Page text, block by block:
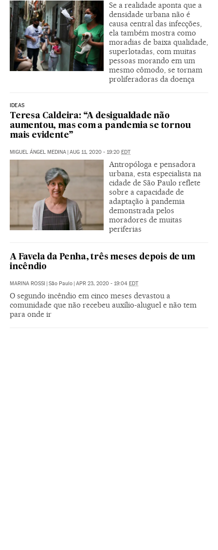
Se a realidade aponta que a
densidade urbana não é
causa central das infecções,
ela também mostra como
moradias de baixa qualidade,
superlotadas, com muitas
pessoas morando em um
mesmo cômodo, se tornam
proliferadoras da doença
IDEAS
Teresa Caldeira: “A desigualdade não
aumentou, mas com a pandemia se tornou
mais evidente”
MIGUEL ÁNGEL MEDINA | AUG 11, 2020 - 19:20 EDT
Antropóloga e pensadora
urbana, esta especialista na
cidade de São Paulo reflete
sobre a capacidade de
adaptação à pandemia
demonstrada pelos
moradores de muitas
periferias
A Favela da Penha, três meses depois de um
incêndio
MARINA ROSSI | São Paulo | APR 23, 2020 - 19:04 EDT
O segundo incêndio em cinco meses devastou a
comunidade que não recebeu auxílio-aluguel e não tem
para onde ir